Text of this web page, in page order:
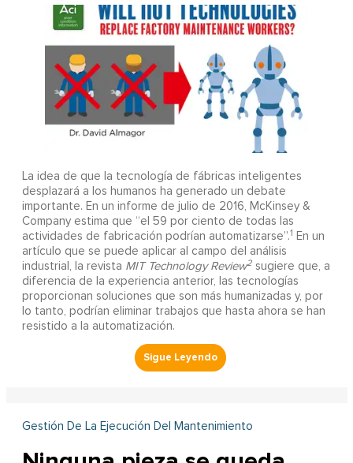
La idea de que la tecnología de fábricas inteligentes
desplazará a los humanos ha generado un debate
importante. En un informe de julio de 2016, McKinsey &
Company estima que “el 59 por ciento de todas las
actividades de fabricación podrían automatizarse”.1
En un
artículo que se puede aplicar al campo del análisis
industrial, la revista MIT Technology Review2sugiere que, a
diferencia de la experiencia anterior, las tecnologías
proporcionan soluciones que son más humanizadas y, por
lo tanto, podrían eliminar trabajos que hasta ahora se han
resistido a la automatización.
Gestión De La Ejecución Del Mantenimiento